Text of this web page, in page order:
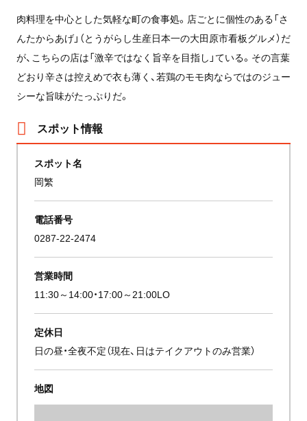
肉料理を中心とした気軽な町の食事処。店ごとに個性のある「さ
んたからあげ」（とうがらし生産日本一の大田原市看板グルメ）だ
が、こちらの店は「激辛ではなく旨辛を目指し」ている。その言葉
どおり辛さは控えめで衣も薄く、若鶏のモモ肉ならではのジュー
シーな旨味がたっぷりだ。
スポット情報
スポット名
岡繁
電話番号
0287-22-2474
営業時間
11:30～14:00・17:00～21:00LO
定休日
日の昼・全夜不定（現在、日はテイクアウトのみ営業）
地図